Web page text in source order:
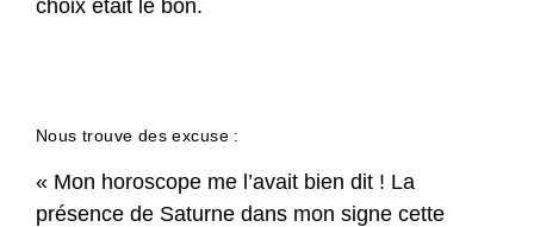
choix était le bon.
Nous trouve des excuse :
« Mon horoscope me l’avait bien dit ! La
présence de Saturne dans mon signe cette